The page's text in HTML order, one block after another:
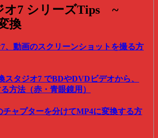
オ7 シリーズTips ~
換
、動画のスクリーンショットを撮る方
タジオ7 でBDやDVDビデオから、
方法（赤・青眼鏡用）
ャプターを分けてMP4に変換する方